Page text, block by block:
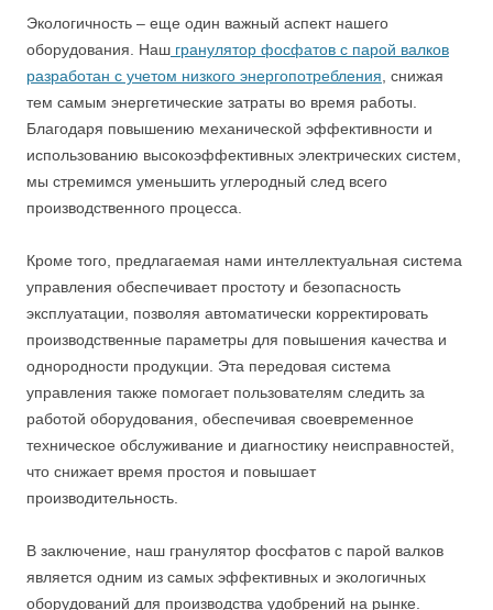
Экологичность – еще один важный аспект нашего
оборудования. Наш гранулятор фосфатов с парой валков
разработан с учетом низкого энергопотребления , снижая
тем самым энергетические затраты во время работы.
Благодаря повышению механической эффективности и
использованию высокоэффективных электрических систем,
мы стремимся уменьшить углеродный след всего
производственного процесса.
Кроме того, предлагаемая нами интеллектуальная система
управления обеспечивает простоту и безопасность
эксплуатации, позволяя автоматически корректировать
производственные параметры для повышения качества и
однородности продукции. Эта передовая система
управления также помогает пользователям следить за
работой оборудования, обеспечивая своевременное
техническое обслуживание и диагностику неисправностей,
что снижает время простоя и повышает
производительность.
В заключение, наш гранулятор фосфатов с парой валков
является одним из самых эффективных и экологичных
оборудований для производства удобрений на рынке.